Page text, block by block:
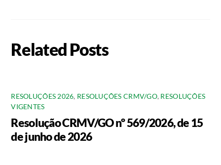
Related Posts
RESOLUÇÕES 2026, RESOLUÇÕES CRMV/GO, RESOLUÇÕES
VIGENTES
Resolução CRMV/GO nº 569/2026, de 15
de junho de 2026